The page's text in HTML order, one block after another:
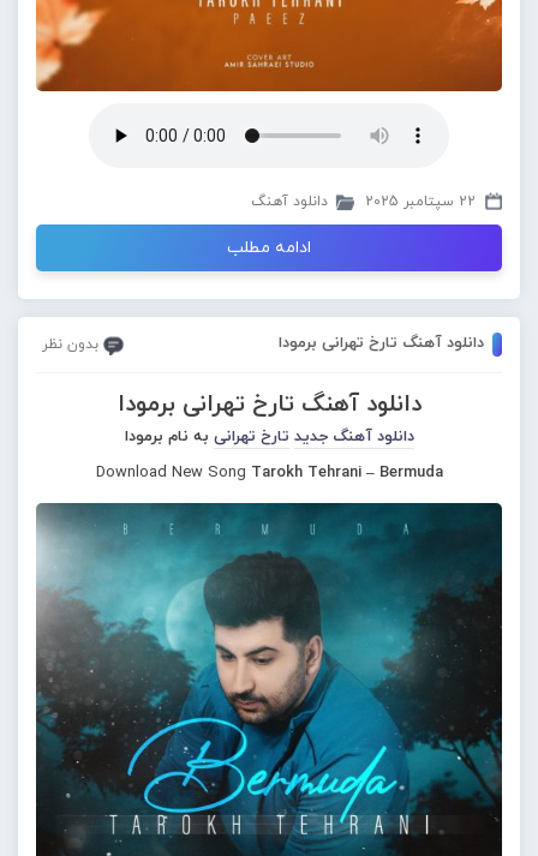
22 سپتامبر 2025 دانلود آهنگ
ادامه مطلب
دانلود آهنگ تارخ تهرانی برمودا بدون نظر
دانلود آهنگ تارخ تهرانی برمودا
دانلود آهنگ جدید تارخ تهرانی به نام برمودا
Download New Song Tarokh Tehrani – Bermuda